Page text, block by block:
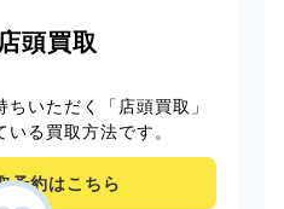
店頭買取
いただく「店頭買取」
る買取方法です。
予約はこちら